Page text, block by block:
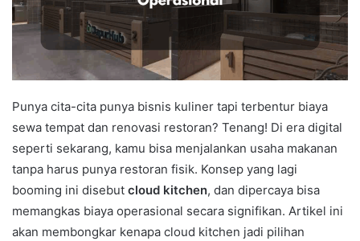
Punya cita-cita punya bisnis kuliner tapi terbentur biaya
sewa tempat dan renovasi restoran? Tenang! Di era digital
seperti sekarang, kamu bisa menjalankan usaha makanan
tanpa harus punya restoran fisik. Konsep yang lagi
booming ini disebut cloud kitchen, dan dipercaya bisa
memangkas biaya operasional secara signifikan. Artikel ini
akan membongkar kenapa cloud kitchen jadi pilihan